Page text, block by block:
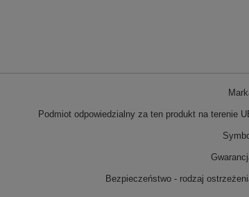
Podmiot odpowiedzialny za ten produkt na terenie
Bezpieczeństwo - rodzaj